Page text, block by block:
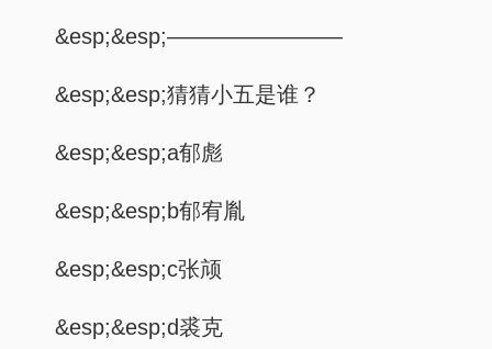
&esp;&esp;————————
&esp;&esp;猜猜小五是谁？
&esp;&esp;a郁彪
&esp;&esp;b郁宥胤
&esp;&esp;c张颃
&esp;&esp;d裘克